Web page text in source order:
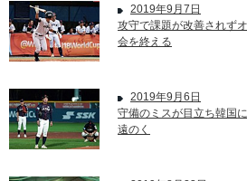
2019年9月7日
攻守で課題が改善されず
会を終える
2019年9月6日
守備のミスが目立ち韓国
遠のく